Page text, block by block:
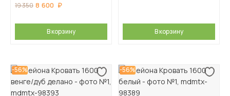
19 350 8 600
В корзину В корзину
-56% -56%